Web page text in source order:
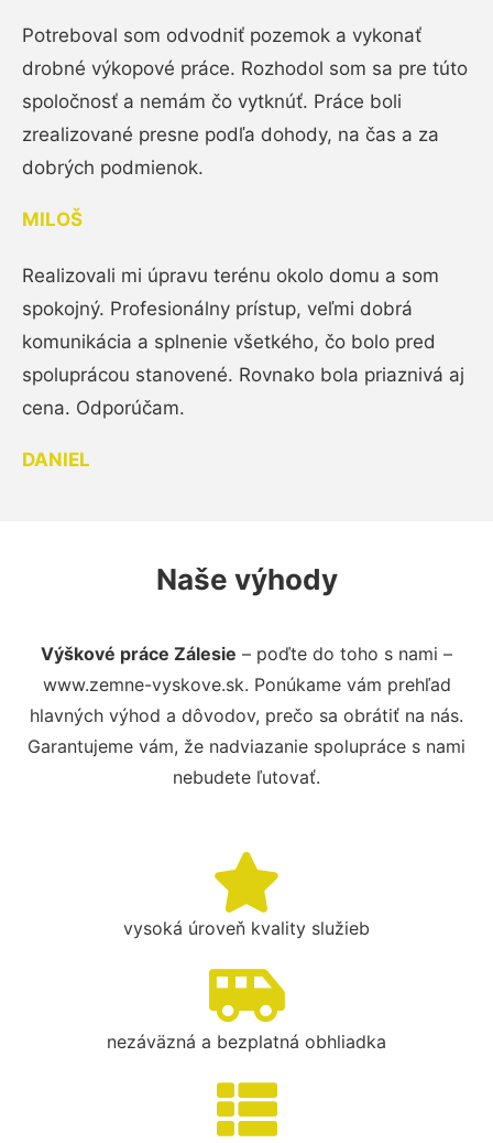
Potreboval som odvodniť pozemok a vykonať
drobné výkopové práce. Rozhodol som sa pre túto
spoločnosť a nemám čo vytknúť. Práce boli
zrealizované presne podľa dohody, na čas a za
dobrých podmienok.
MILOŠ
Realizovali mi úpravu terénu okolo domu a som
spokojný. Profesionálny prístup, veľmi dobrá
komunikácia a splnenie všetkého, čo bolo pred
spoluprácou stanovené. Rovnako bola priaznivá aj
cena. Odporúčam.
DANIEL
Naše výhody
Výškové práce Zálesie – poďte do toho s nami –
www.zemne-vyskove.sk. Ponúkame vám prehľad
hlavných výhod a dôvodov, prečo sa obrátiť na nás.
Garantujeme vám, že nadviazanie spolupráce s nami
nebudete ľutovať.
vysoká úroveň kvality služieb
nezáväzná a bezplatná obhliadka